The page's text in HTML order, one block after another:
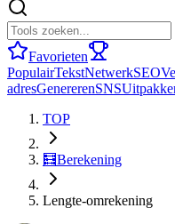
Favorieten
PopulairTekstNetwerkSEO
adresGenererenSNS
TOP
🧮Berekening
Lengte-omrekening